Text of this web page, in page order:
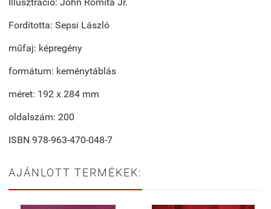
Fordította: Sepsi László
műfaj: képregény
formátum: keménytáblás
méret: 192 x 284 mm
oldalszám: 200
ISBN 978-963-470-048-7
AJÁNLOTT TERMÉKEK: